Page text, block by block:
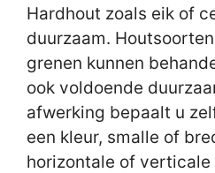
Hardhout zoals eik of
duurzaam.
grenen kunnen
ook voldoende
afwerking bepaalt u
een kleur, smalle of
horizontale of verticale